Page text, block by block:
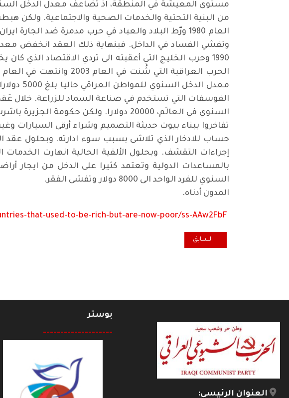
مستوى المعيشة في المنطقة، اذ تضاعف معدل الدخل
العام 1980 ورّط البلاد والعباد في حرب مدمرة ضد
1990 وحرب الخليج التي أعقبته الى تردي الاقتصاد
معدل
السنوي في العالَم، 20000 دولارا. ولكن
تفاخروا ببناء بيوت حديثة التصميم وشراء أرقى السيارات
حساب للادخار الذي تلاشى بسبب سوء ادارته. وبحلول عقد
إجراءات التقشف. وبحلول الألفية الحالية انهارت
بالمساعدات الدولية وتعتمد كثيرا على الدخل من ايجار
السنوي للفرد الواحد الى
المدون أدناه.
that-used-to-be-rich-but-are-now-poor/ss-AAw2FbF
المقال السابق: تهان بمناسبة عيد الفطر
السابق
العنوان الرئيسي:
بوستر
--------------------